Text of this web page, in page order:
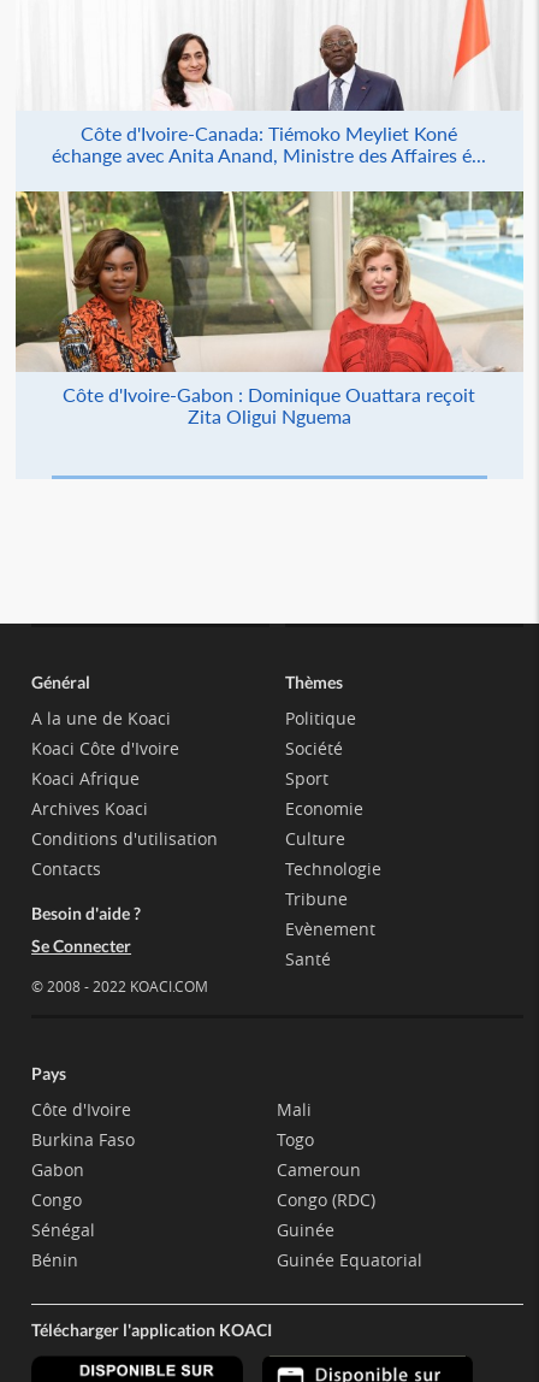
Côte d'Ivoire-Canada: Tiémoko Meyliet Koné
échange avec Anita Anand, Ministre des Affaires é...
Côte d'Ivoire-Gabon : Dominique Ouattara reçoit
Zita Oligui Nguema
Général
A la une de Koaci
Koaci Côte d'Ivoire
Koaci Afrique
Archives Koaci
Conditions d'utilisation
Contacts
Besoin d'aide ?
Se Connecter
© 2008 - 2022 KOACI.COM
Thèmes
Politique
Société
Sport
Economie
Culture
Technologie
Tribune
Evènement
Santé
Pays
Côte d'Ivoire
Burkina Faso
Gabon
Congo
Sénégal
Bénin
Mali
Togo
Cameroun
Congo (RDC)
Guinée
Guinée Equatorial
Télécharger l'application KOACI